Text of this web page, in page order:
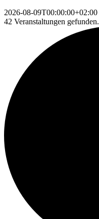
2026-08-09T00:00:00+02:00
42 Veranstaltungen gefunden.